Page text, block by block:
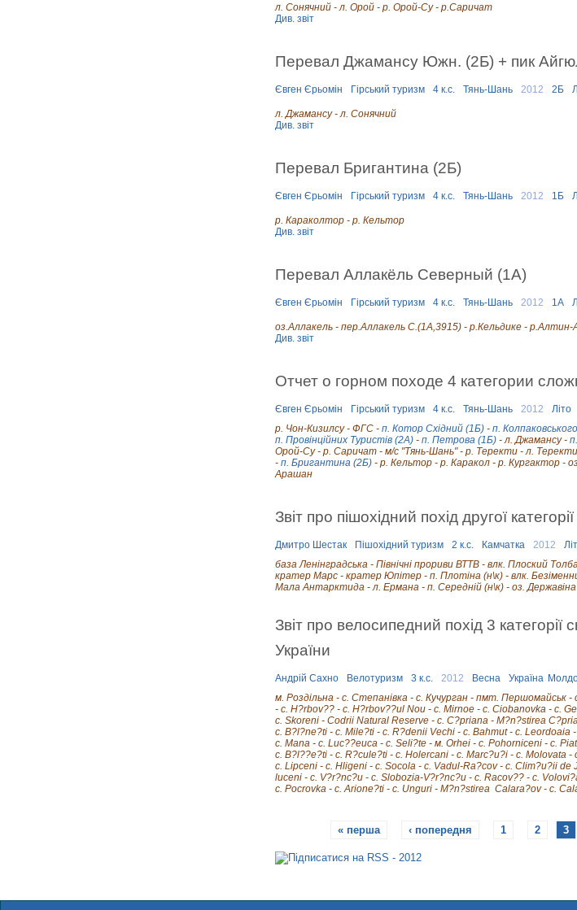
л. Сонячний - л. Орой - р. Орой-Су - р.Саричат
Див. звіт
Перевал Джамансу Южн. (2Б) + пик
Євген Єрьомін Гірський туризм 4 к.с. Тянь-Шань 2012 2Б
л. Джамансу - л. Сонячний
Див. звіт
Перевал Бригантина (2Б)
Євген Єрьомін Гірський туризм 4 к.с. Тянь-Шань 2012 1Б
р. Караколтор - р. Кельтор
Див. звіт
Перевал Аллакёль Северный (1А)
Євген Єрьомін Гірський туризм 4 к.с. Тянь-Шань 2012 1А
оз.Аллакель - пер.Аллакель С.(1А,3915) - р.Кельдике -
Див. звіт
Отчет о горном походе 4 категории
Євген Єрьомін Гірський туризм 4 к.с. Тянь-Шань 2012 Літо
р. Чон-Кизилсу - ФГС - п. Котор Східний (1Б)- п.
п. Провінційних Туристів (2А)- п. Петрова (1Б)- л. Джамансу -
Орой-Су - р. Саричат - м/с "Тянь-Шань" - р. Теректи - л.
- п. Бригантина (2Б)- р. Кельтор - р. Каракол - р. Кургактор -
Арашан
Звіт про пішохідний похід другої
Дмитро Шестак Пішохідний туризм 2 к.с. Камчатка 2012
база Ленінградська - Північні прориви ВТТВ - влк. Плоский
кратер Марс - кратер Юпітер - п. Плотіна (н\к) - влк.
Мала Антарктида - л. Ермана - п. Середній (н\к) - оз. Державіна
Звіт про велосипедний похід 3
України
Андрій Сахно Велотуризм 3 к.с. 2012 Весна Україна
м. Роздільна - с. Степанівка - с. Кучурган - пмт. Першомайськ
- с. H?rbov?? - с. H?rbov??ul Nou - c. Mirnoe - с. Ciobanovka - с.
с. Skoreni - Codrii Natural Reserve - с. C?priana - M?n?stirea
с. B?l?ne?ti - с. Mile?ti - с. R?denii Vechi - с. Bahmut - с.
c. Mana - c. Luc??euca - c. Seli?te - м. Orhei - c. Pohorniceni - c.
c. B?l??e?ti - c. R?cule?ti - c. Holercani - c. Marc?u?i - c. Molovata
c. Lipceni - c. Hligeni - c. Socola - c. Vadul-Ra?cov - c. Clim?u?ii
luceni - c. V?r?nc?u - c. Slobozia-V?r?nc?u - c. Racov?? - c.
c. Pocrovka - c. Arione?ti - c. Unguri - M?n?stirea Calara?ov - c.
т
« перша ‹ попередня 1 2 3